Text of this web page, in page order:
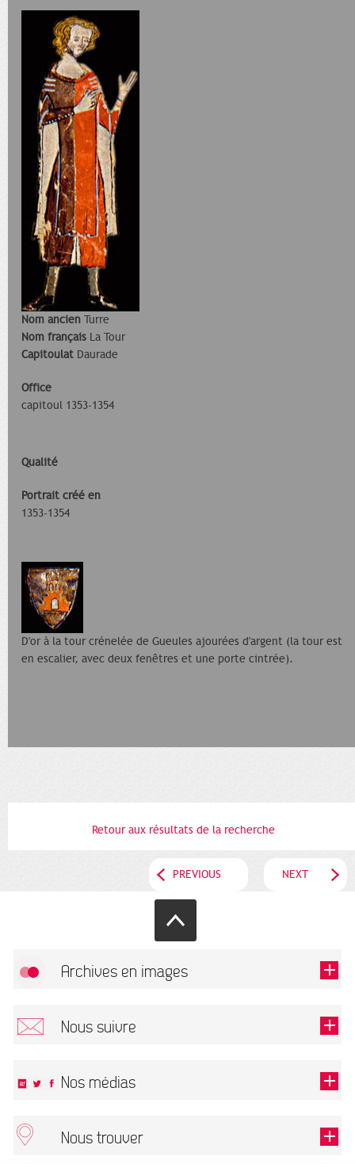
Nom ancien Turre
Nom français La Tour
Capitoulat Daurade
Office
capitoul 1353-1354
Qualité
Portrait créé en
1353-1354
D'or à la tour crénelée de Gueules ajourées d'argent (la tour est
en escalier, avec deux fenêtres et une porte cintrée).
Retour aux résultats de la recherche
PREVIOUS NEXT
Archives en images
Nous suivre
This field is required.
Nos médias
Nous trouver